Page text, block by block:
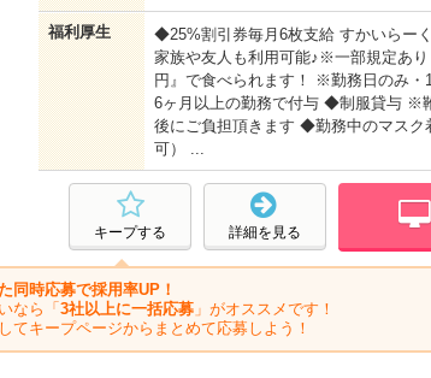
福利厚生
◆25%割引券毎月6枚支給 すかいらー
家族や友人も利用可能♪※一部規定あ
円』で食べられます！ ※勤務日のみ
6ヶ月以上の勤務で付与 ◆制服貸与 ※
後にご負担頂きます ◆勤務中のマスク
可） ...
詳細を見る
キープする
同時応募で採用率UP！
なら「 3社以上に一括応募 」がオススメです！
てキープページからまとめて応募しよう！